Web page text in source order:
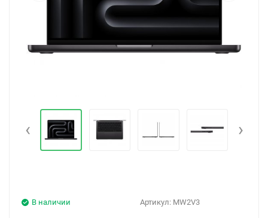
‹ ›
Артикул: MW2V3
В наличии